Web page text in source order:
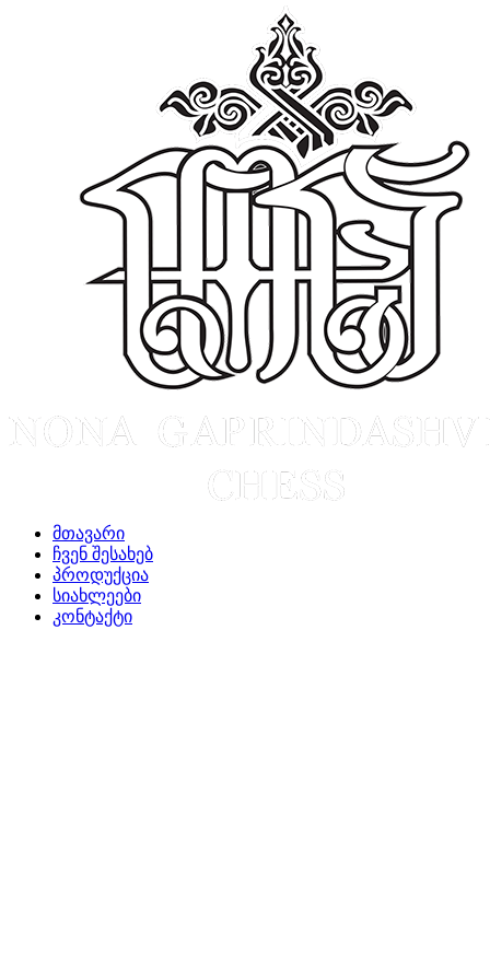
მთავარი
ჩვენ შესახებ
პროდუქცია
სიახლეები
კონტაქტი